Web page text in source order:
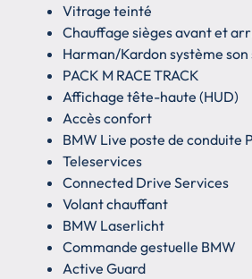
Vitrage teinté
Chauffage sièges avant et
Harman/Kardon système son
PACK M RACE TRACK
Affichage tête-haute (HUD)
Accès confort
BMW Live poste de conduite
Teleservices
Connected Drive Services
Volant chauffant
BMW Laserlicht
Commande gestuelle BMW
Active Guard